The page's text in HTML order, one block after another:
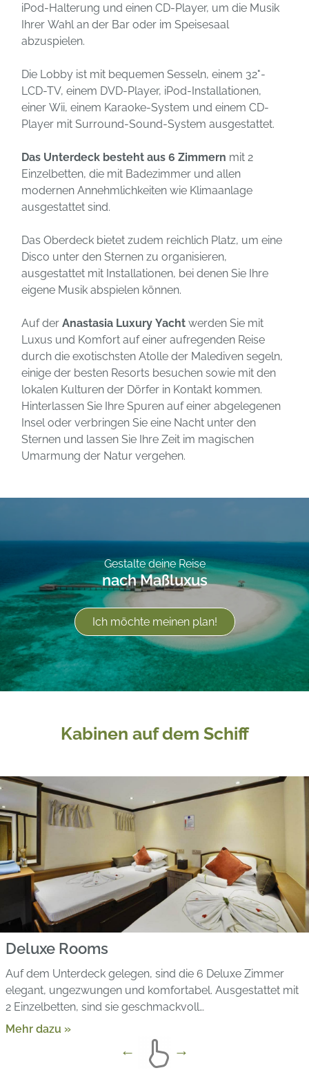
iPod-Halterung und einen CD-Player, um die Musik
Ihrer Wahl an der Bar oder im Speisesaal
abzuspielen.
Die Lobby ist mit bequemen Sesseln, einem 32"-
LCD-TV, einem DVD-Player, iPod-Installationen,
einer Wii, einem Karaoke-System und einem CD-
Player mit Surround-Sound-System ausgestattet.
Das Unterdeck besteht aus 6 Zimmern mit 2
Einzelbetten, die mit Badezimmer und allen
modernen Annehmlichkeiten wie Klimaanlage
ausgestattet sind.
Das Oberdeck bietet zudem reichlich Platz, um eine
Disco unter den Sternen zu organisieren,
ausgestattet mit Installationen, bei denen Sie Ihre
eigene Musik abspielen können.
Auf der Anastasia Luxury Yacht werden Sie mit
Luxus und Komfort auf einer aufregenden Reise
durch die exotischsten Atolle der Malediven segeln,
einige der besten Resorts besuchen sowie mit den
lokalen Kulturen der Dörfer in Kontakt kommen.
Hinterlassen Sie Ihre Spuren auf einer abgelegenen
Insel oder verbringen Sie eine Nacht unter den
Sternen und lassen Sie Ihre Zeit im magischen
Umarmung der Natur vergehen.
Gestalte deine Reise
nach Maßluxus
Ich möchte meinen plan!
Kabinen auf dem Schiff
Deluxe Rooms
Auf dem Unterdeck gelegen, sind die 6 Deluxe Zimmer
elegant, ungezwungen und komfortabel. Ausgestattet mit
2 Einzelbetten, sind sie geschmackvoll…
Mehr dazu »